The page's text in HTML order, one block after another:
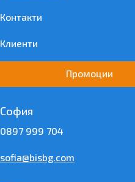
Контакти
Клиенти
Промоции
София
0897 999 704
sofia@bisbg.com